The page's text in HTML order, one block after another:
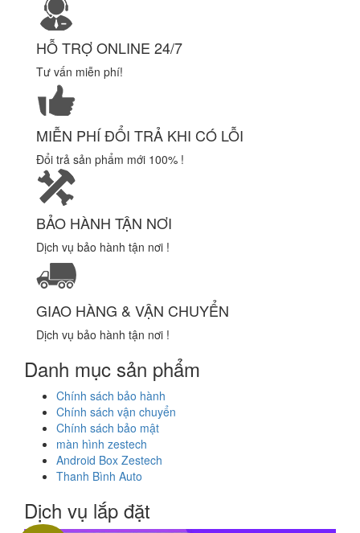
HỖ TRỢ ONLINE 24/7
Tư vấn miễn phí!
MIỄN PHÍ ĐỔI TRẢ KHI CÓ LỖI
Đổi trả sản phẩm mới 100% !
BẢO HÀNH TẬN NƠI
Dịch vụ bảo hành tận nơi !
GIAO HÀNG & VẬN CHUYỂN
Dịch vụ bảo hành tận nơi !
Danh mục sản phẩm
Chính sách bảo hành
Chính sách vận chuyển
Chính sách bảo mật
màn hình zestech
Android Box Zestech
Thanh Bình Auto
Dịch vụ lắp đặt